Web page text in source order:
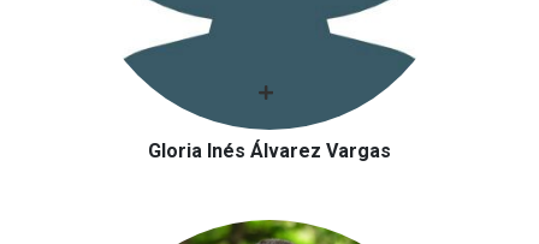
Gloria Inés Álvarez Vargas